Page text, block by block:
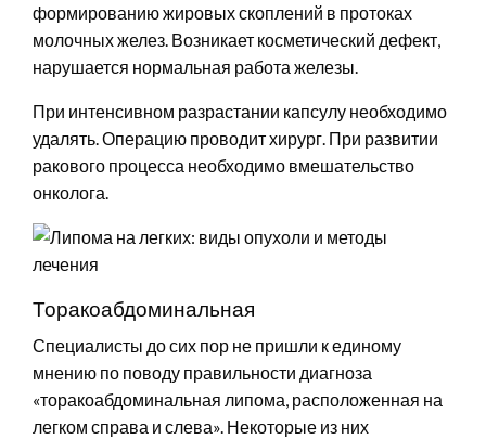
формированию жировых скоплений в протоках
молочных желез. Возникает косметический дефект,
нарушается нормальная работа железы.
При интенсивном разрастании капсулу необходимо
удалять. Операцию проводит хирург. При развитии
ракового процесса необходимо вмешательство
онколога.
Торакоабдоминальная
Специалисты до сих пор не пришли к единому
мнению по поводу правильности диагноза
«торакоабдоминальная липома, расположенная на
легком справа и слева». Некоторые из них